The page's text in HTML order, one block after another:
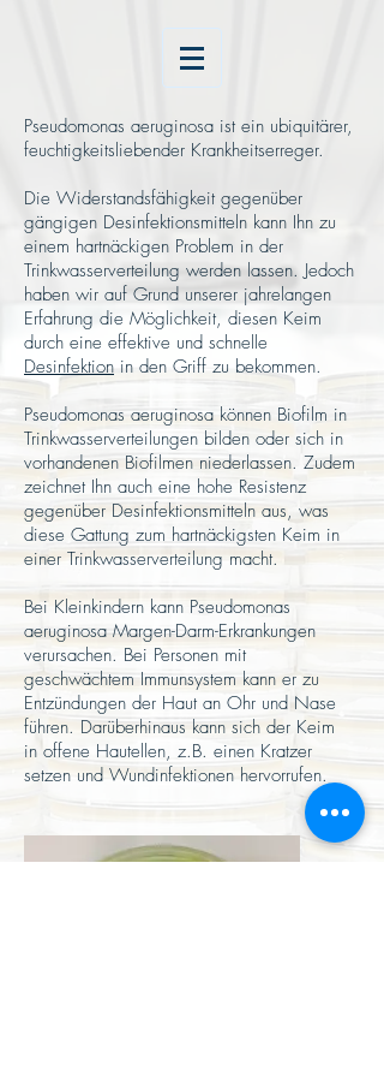
Pseudomonas aeruginosa ist ein ubiquitärer,
feuchtigkeitsliebender Krankheitserreger.
Die Widerstandsfähigkeit gegenüber
gängigen Desinfektionsmitteln kann Ihn zu
einem hartnäckigen Problem in der
Trinkwasserverteilung werden lassen. Jedoch
haben wir auf Grund unserer jahrelangen
Erfahrung die Möglichkeit, diesen Keim
durch eine effektive und schnelle
Desinfektion in den Griff zu bekommen.
Pseudomonas aeruginosa können Biofilm in
Trinkwasserverteilungen bilden oder sich in
vorhandenen Biofilmen niederlassen. Zudem
zeichnet Ihn auch eine hohe Resistenz
gegenüber Desinfektionsmitteln aus, was
diese Gattung zum hartnäckigsten Keim in
einer Trinkwasserverteilung macht.
Bei Kleinkindern kann Pseudomonas
aeruginosa Margen-Darm-Erkrankungen
verursachen. Bei Personen mit
geschwächtem Immunsystem kann er zu
Entzündungen der Haut an Ohr und Nase
führen. Darüberhinaus kann sich der Keim
in offene Hautellen, z.B. einen Kratzer
setzen und Wundinfektionen hervorrufen.